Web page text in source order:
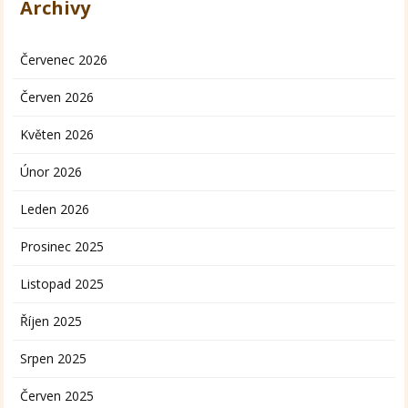
Archivy
Červenec 2026
Červen 2026
Květen 2026
Únor 2026
Leden 2026
Prosinec 2025
Listopad 2025
Říjen 2025
Srpen 2025
Červen 2025